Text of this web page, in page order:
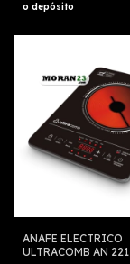
o depósito
ANAFE ELECTRICO
ULTRACOMB AN